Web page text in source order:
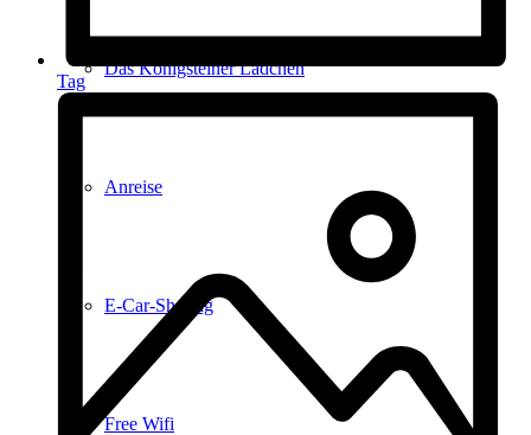
Das Königsteiner Lädchen
Anreise
E-Car-Sharing
Free Wifi
Tag